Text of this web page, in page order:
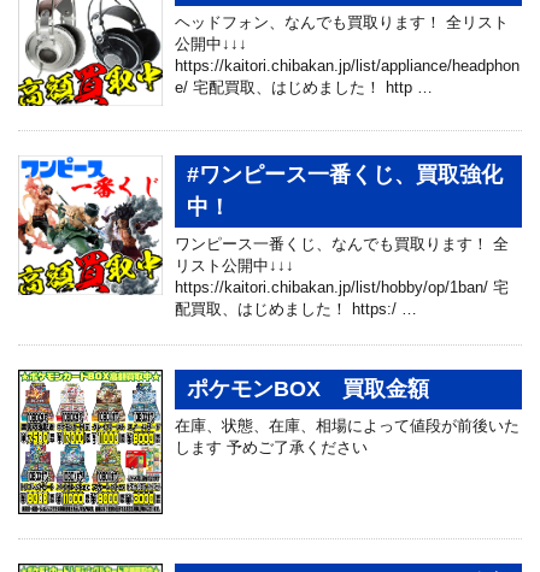
ヘッドフォン、なんでも買取ります！ 全リスト
公開中↓↓↓
https://kaitori.chibakan.jp/list/appliance/headphon
e/ 宅配買取、はじめました！ http …
#ワンピース一番くじ、買取強化
中！
ワンピース一番くじ、なんでも買取ります！ 全
リスト公開中↓↓↓
https://kaitori.chibakan.jp/list/hobby/op/1ban/ 宅
配買取、はじめました！ https:/ …
ポケモンBOX 買取金額
在庫、状態、在庫、相場によって値段が前後いた
します 予めご了承ください